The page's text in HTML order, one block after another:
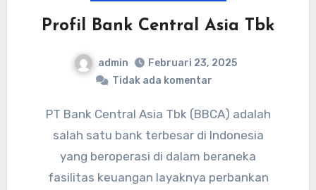
Profil Bank Central Asia Tbk
admin
Februari 23, 2025
Tidak ada komentar
PT Bank Central Asia Tbk (BBCA) adalah
salah satu bank terbesar di Indonesia
yang beroperasi di dalam beraneka
fasilitas keuangan layaknya perbankan